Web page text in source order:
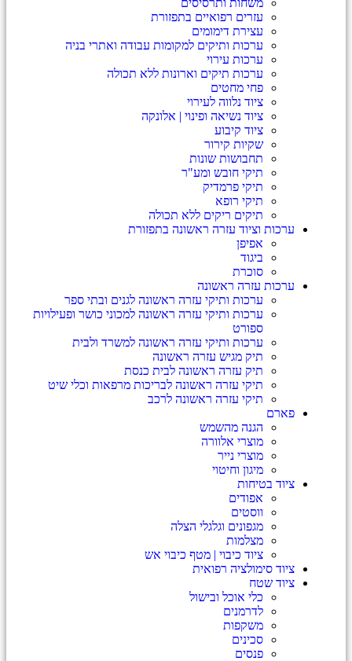
משחות ותרסיסים
עזרים רפואיים בתפזורת
עצירת דימומים
ערכות ותיקים למקומות עבודה ואתרי בניה
ערכות עירוי
ערכות תיקים וארונות ללא תכולה
פחי מחטים
ציוד נלווה לעירוי
ציוד נשיאה ופינוי | אלונקה
ציוד קיבוע
שקיות קירור
תחבושות שונות
תיקי חובש ומע"ר
תיקי פרמדיק
תיקי רופא
תיקים ריקים ללא תכולה
ערכות וציוד עזרה ראשונה בתפזורת
אפיפן
ביגוד
סוכרת
ערכות עזרה ראשונה
ערכות ותיקי עזרה ראשונה לגנים ובתי ספר
ערכות ותיקי עזרה ראשונה למכוני כושר ופעילויות
ספורט
ערכות ותיקי עזרה ראשונה למשרד ולבית
תיק מגיש עזרה ראשונה
תיק עזרה ראשונה לבית כנסת
תיקי עזרה ראשונה לבריכות מרפאות וכלי שיט
תיקי עזרה ראשונה לרכב
פארם
הגנה מהשמש
מוצרי אלוורה
מוצרי נייר
מיגון וחיטוי
ציוד בטיחות
אפודים
ווסטים
מגפונים וגלגלי הצלה
מצלמות
ציוד כיבוי | מטף כיבוי אש
ציוד סימולציה רפואית
ציוד שטח
כלי אוכל ובישול
לדרמנים
משקפות
סכינים
פנסים